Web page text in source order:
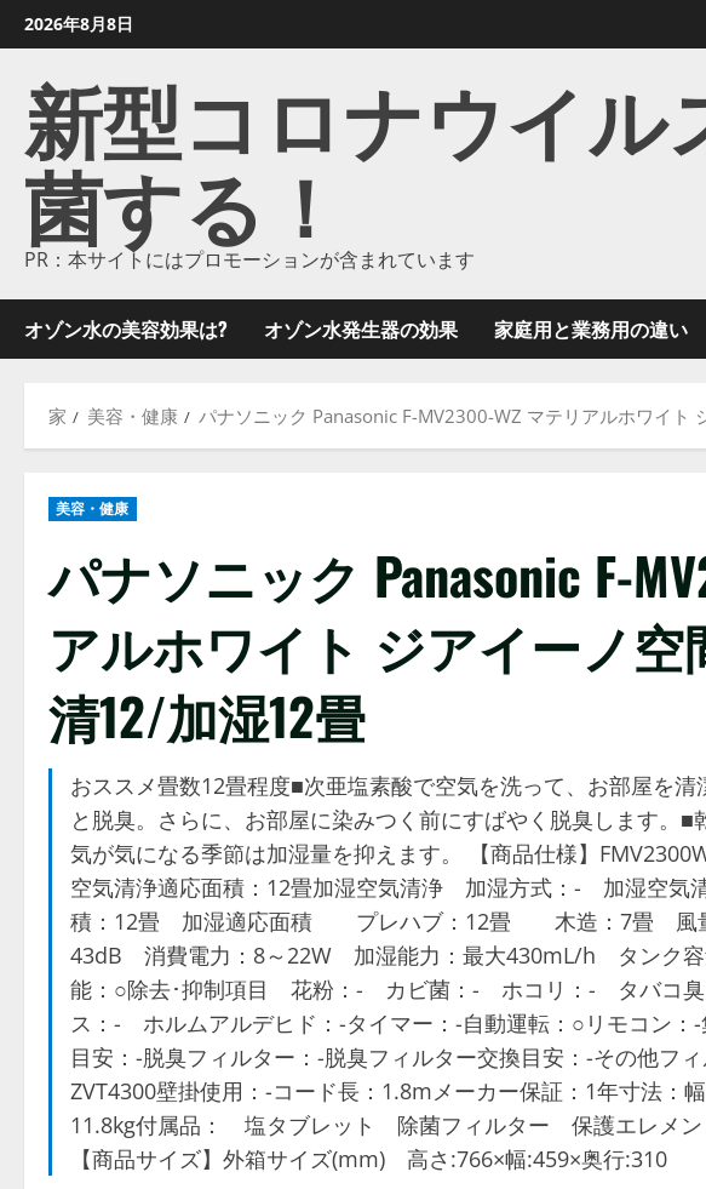
ン
2026年8月8日
新型コロナウイル
菌する！
PR：本サイトにはプロモーションが含まれています
オゾン水の美容効果は? オゾン水発生器の効果 家庭用と業務用の違い
家 美容・健康 パナソニック Panasonic F-MV2300-WZ マテリアルホワイト
美容・健康
パナソニック Panasonic F-
アルホワイト ジアイーノ空
清12/加湿12畳
おススメ畳数12畳程度■次亜塩素酸で空気を洗って、お部屋を
と脱臭。さらに、お部屋に染みつく前にすばやく脱臭します。
気が気になる季節は加湿量を抑えます。 【商品仕様】
空気清浄適応面積：12畳加湿空気清浄 加湿方式：- 加湿空気
積：12畳 加湿適応面積 プレハブ：12畳 木造：7畳 風量
43dB 消費電力：8～22W 加湿能力：最大430mL/h タンク容
能：○除去･抑制項目 花粉：- カビ菌：- ホコリ：- タバコ
ス：- ホルムアルデヒド：-タイマー：-自動運転：○リモコン：
目安：-脱臭フィルター：-脱臭フィルター交換目安：-その他フ
ZVT4300壁掛使用：-コード長：1.8mメーカー保証：1年寸法：
11.8kg付属品： 塩タブレット 除菌フィルター 保護エレメ
【商品サイズ】外箱サイズ(mm) 高さ:766×幅:459×奥行:310